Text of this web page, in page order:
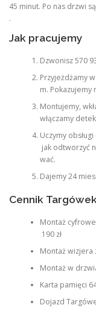
45 minut. Po nas drzwi
.
Jak pracujemy
Dzwonisz 570
Przyjeżdżamy
m. Pokazujemy
Montujemy,
włączamy
Uczymy obsługi
jak odtworzyć
wać.
Dajemy 24
Cennik Targówek
Montaż
190 zł
Montaż wizjera
Montaż w
Karta pamięci
Dojazd